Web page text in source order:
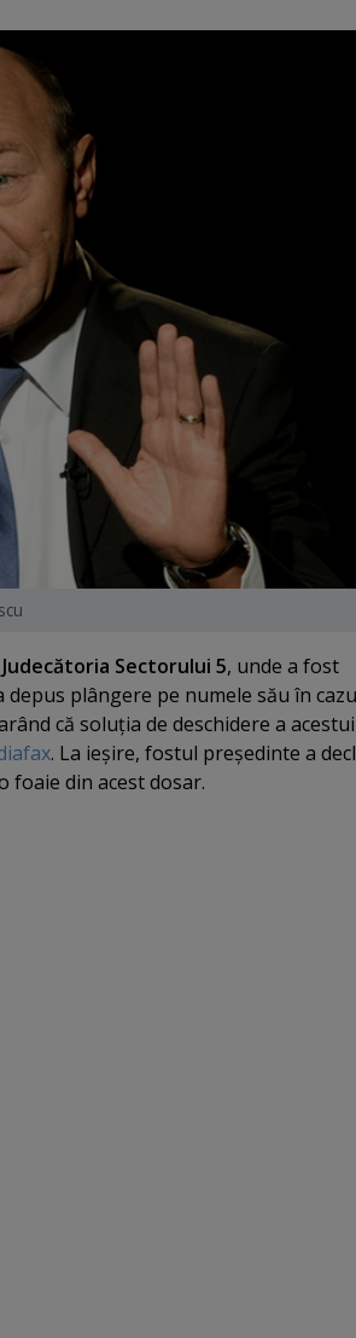
Judecătoria Sectorului 5, unde a fost
depus plângere pe numele său în
că soluţia de deschidere a acestui
. La ieşire, fostul preşedinte a
foaie din acest dosar.